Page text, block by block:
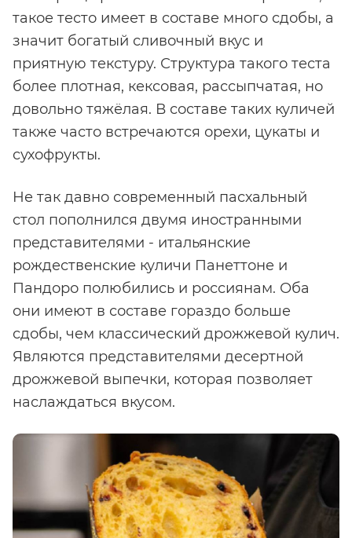
такое тесто имеет в составе много сдобы, а
значит богатый сливочный вкус и
приятную текстуру. Структура такого теста
более плотная, кексовая, рассыпчатая, но
довольно тяжёлая. В составе таких куличей
также часто встречаются орехи, цукаты и
сухофрукты.
Не так давно современный пасхальный
стол пополнился двумя иностранными
представителями - итальянские
рождественские куличи Панеттоне и
Пандоро полюбились и россиянам. Оба
они имеют в составе гораздо больше
сдобы, чем классический дрожжевой кулич.
Являются представителями десертной
дрожжевой выпечки, которая позволяет
наслаждаться вкусом.